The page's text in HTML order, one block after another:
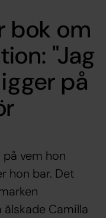
bok om
"Jag
på
på vem hon
hon bar. Det
Camilla